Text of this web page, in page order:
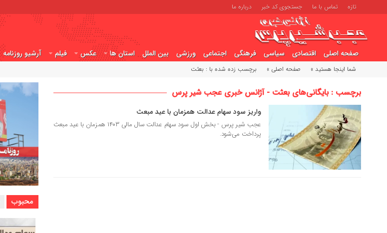
تازه تماس با ما جستجوی کد خبر درباره ما
صفحه اصلی اقتصادی سیاسی فرهنگی اجتماعی ورزشی بین الملل استان ها عکس فیلم آرشیو روزنامه
شما اینجا هستید » صفحه اصلی » برچسب زده شده با : بعثت
برچسب : بایگانی‌های بعثت - آژانس خبری عجب شیر پرس
07 دی 1404 واریز سود سهام عدالت همزمان با عید مبعث
عجب شیر پرس - بخش اول سود سهام عدالت سال مالی ۱۴۰۳ همزمان با عید مبعث
پرداخت می‌شود.
محبوب